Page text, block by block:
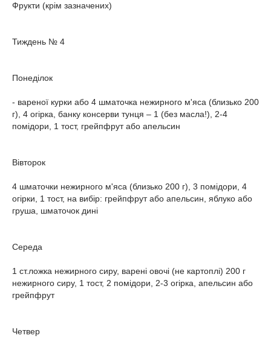
Фрукти (крім зазначених)
Тиждень № 4
Понеділок
- вареної курки або 4 шматочка нежирного м'яса (близько 200
г), 4 огірка, банку консерви тунця – 1 (без масла!), 2-4
помідори, 1 тост, грейпфрут або апельсин
Вівторок
4 шматочки нежирного м'яса (близько 200 г), 3 помідори, 4
огірки, 1 тост, на вибір: грейпфрут або апельсин, яблуко або
груша, шматочок дині
Середа
1 ст.ложка нежирного сиру, варені овочі (не картоплі) 200 г
нежирного сиру, 1 тост, 2 помідори, 2-3 огірка, апельсин або
грейпфрут
Четвер